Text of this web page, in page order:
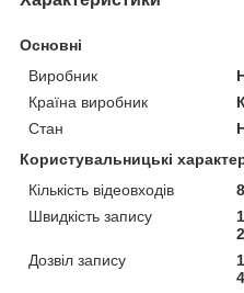
Основні
Виробник
Країна виробник
Стан
Користувальницькі
Кількість відеовходів
Швидкість запису
Дозвіл запису